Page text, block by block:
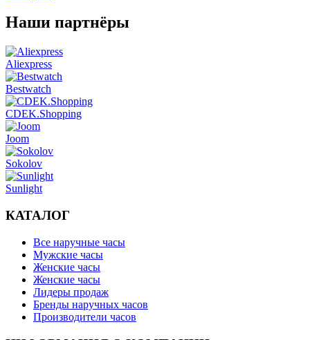
Наши партнёры
Aliexpress
Bestwatch
CDEK.Shopping
Joom
Sokolov
Sunlight
КАТАЛОГ
Все наручные часы
Мужские часы
Женские часы
Женские часы
Лидеры продаж
Бренды наручных часов
Производители часов